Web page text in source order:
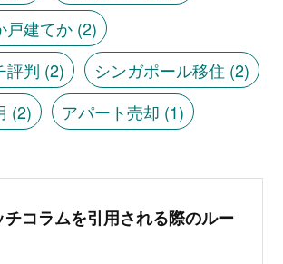
戸建てか(2)
評判 (2) シンガポール移住 (2)
(2) アパート売却 (1)
チコラムを引用される際のルー